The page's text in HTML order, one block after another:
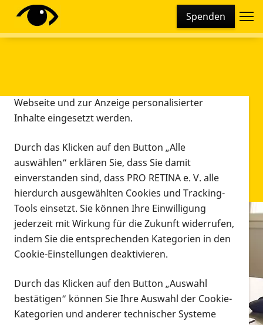
Spenden
Infomaterial
Infomaterial
Vorlesen
Alle Infomaterialien in verschiedenen
Diese Webseite setzt verschiedene Cookies und
Tracking-Tools ein. Dies beinhaltet Cookies und
Webseite und zur Anzeige personalisierter
Inhalte eingesetzt werden.
Durch das Klicken auf den Button „Alle
auswählen“ erklären Sie, dass Sie damit
einverstanden sind, dass PRO RETINA e. V. alle
hierdurch ausgewählten Cookies und Tracking-
Tools einsetzt. Sie können Ihre Einwilligung
jederzeit mit Wirkung für die Zukunft widerrufen,
indem Sie die entsprechenden Kategorien in den
Cookie-Einstellungen deaktivieren.
Durch das Klicken auf den Button „Auswahl
bestätigen“ können Sie Ihre Auswahl der Cookie-
Kategorien und anderer technischer Systeme